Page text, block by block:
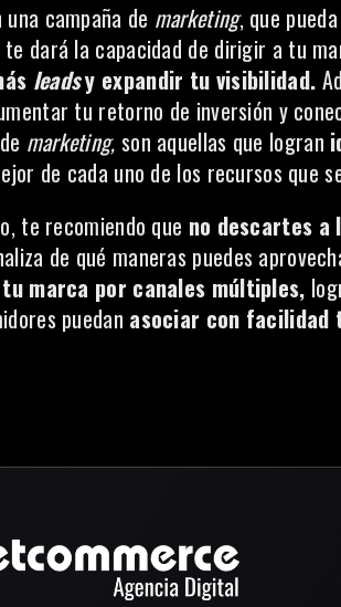
campaña de marketing, que pueda
te dará la capacidad de dirigir a tu
leadsy expandir tu visibilidad.
tu retorno de inversión y
marketing, son aquellas que logran
de cada uno de los recursos que
te recomiendo que no descartes a
de qué maneras puedes
marca por canales múltiples,
puedan asociar con facilidad